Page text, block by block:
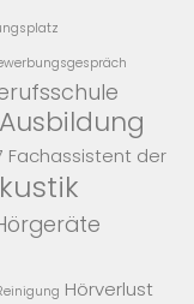
Fachassistent der
Hörverlust